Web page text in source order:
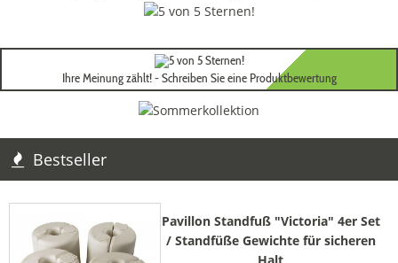
Ihre Meinung zählt! - Schreiben Sie eine Produktbewertung
Bestseller
Pavillon Standfuß "Victoria" 4er Set
/ Standfüße Gewichte für sicheren